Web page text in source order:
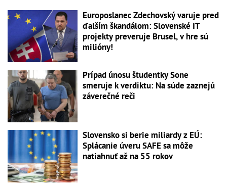
Europoslanec Zdechovský varuje pred
ďalším škandálom: Slovenské IT
projekty preveruje Brusel, v hre sú
milióny!
Prípad únosu študentky Sone
smeruje k verdiktu: Na súde zaznejú
záverečné reči
Slovensko si berie miliardy z EÚ:
Splácanie úveru SAFE sa môže
natiahnuť až na 55 rokov